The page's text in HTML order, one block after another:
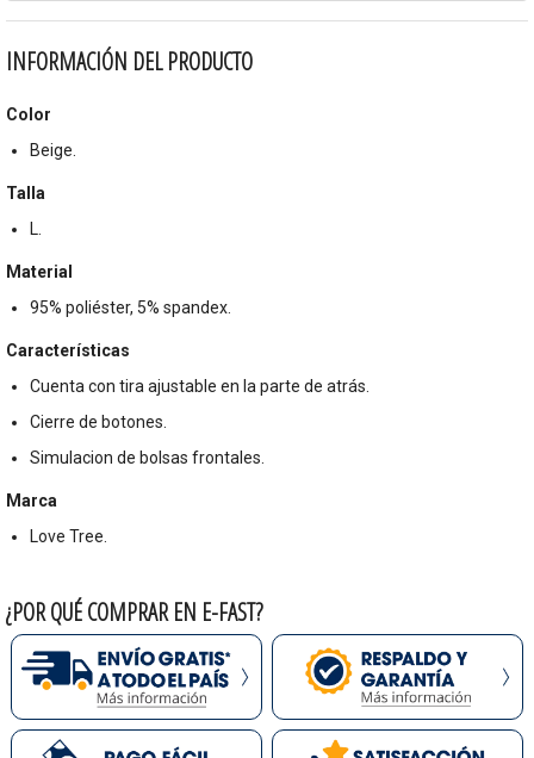
INFORMACIÓN DEL PRODUCTO
Color
Beige.
Talla
L.
Material
95% poliéster, 5% spandex.
Características
Cuenta con tira ajustable en la parte de atrás.
Cierre de botones.
Simulacion de bolsas frontales.
Marca
Love Tree.
¿POR QUÉ COMPRAR EN E-FAST?